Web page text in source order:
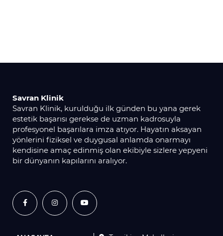
Savran Klinik
Savran Klinik, kurulduğu ilk günden bu yana gerek
estetik başarısı gerekse de uzman kadrosuyla
profesyonel başarılara imza atıyor. Hayatın aksayan
yönlerini fiziksel ve duygusal anlamda onarmayı
kendisine amaç edinmiş olan ekibiyle sizlere yepyeni
bir dünyanın kapılarını aralıyor.